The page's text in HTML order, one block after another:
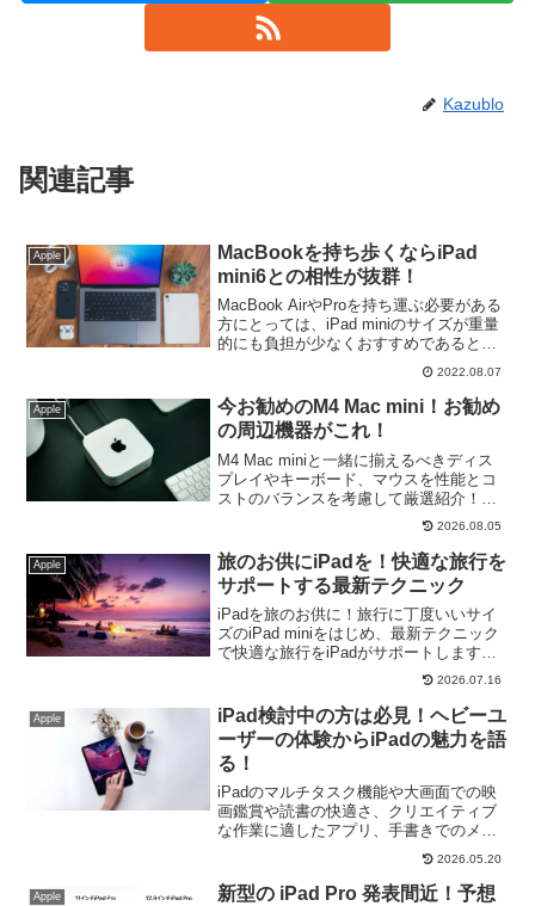
Kazublo
関連記事
Apple
MacBookを持ち歩くならiPad
mini6との相性が抜群！
MacBook AirやProを持ち運ぶ必要がある
方にとっては、iPad miniのサイズが重量
的にも負担が少なくおすすめであると再
認識させれられました。テザリング親機
としてiPad mini6を利用できるセルラーモ
デルならベスト！
2022.08.07
Apple
今お勧めのM4 Mac mini！お勧め
の周辺機器がこれ！
M4 Mac miniと一緒に揃えるべきディス
プレイやキーボード、マウスを性能とコ
ストのバランスを考慮して厳選紹介！初
めてのMac導入を検討している方にも役
立つおすすめの周辺機器です。MacBook
Airにもおすすめ！
2026.08.05
Apple
旅のお供にiPadを！快適な旅行を
サポートする最新テクニック
iPadを旅のお供に！旅行に丁度いいサイ
ズのiPad miniをはじめ、最新テクニック
で快適な旅行をiPadがサポートします。
Split ViewやSlide Overなどの便利な機能
を旅行先でも有効活用しよう！
2026.07.16
Apple
iPad検討中の方は必見！ヘビーユ
ーザーの体験からiPadの魅力を語
る！
iPadのマルチタスク機能や大画面での映
画鑑賞や読書の快適さ、クリエイティブ
な作業に適したアプリ、手書きでのメモ
等、iPhoneとは異なる魅力が満載。iPad
の利用に興味を持ち、自分に合ったiPad
選びの参考に！
2026.05.20
Apple
新型の iPad Pro 発表間近！予想